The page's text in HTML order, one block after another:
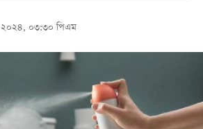
২০২৪, ০৩:৩০ পিএম